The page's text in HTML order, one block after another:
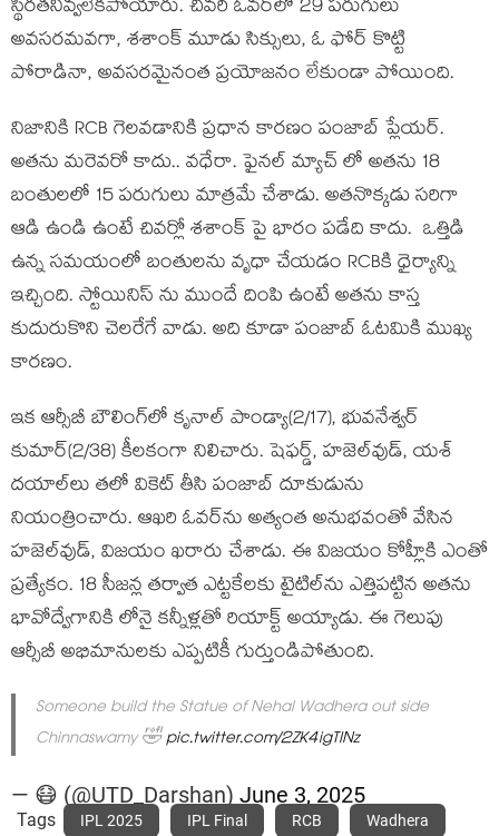
స్థిరతనివ్వలేకపోయారు. చివరి ఓవర్‌లో 29 పరుగులు
అవసరమవగా, శశాంక్ మూడు సిక్సులు, ఓ ఫోర్ కొట్టి
పోరాడినా, అవసరమైనంత ప్రయోజనం లేకుండా పోయింది.
నిజానికి RCB గెలవడానికి ప్రధాన కారణం పంజాబ్ ప్లేయర్.
అతను మరెవరో కాదు.. వధేరా. ఫైనల్ మ్యాచ్ లో అతను 18
బంతులలో 15 పరుగులు మాత్రమే చేశాడు. అతనొక్కడు సరిగా
ఆడి ఉండి ఉంటే చివర్లో శశాంక్ పై భారం పడేది కాదు. ఒత్తిడి
ఉన్న సమయంలో బంతులను వృధా చేయడం RCBకి ధైర్యాన్ని
ఇచ్చింది. స్టోయినిస్ ను ముందే దింపి ఉంటే అతను కాస్త
కుదురుకొని చెలరేగే వాడు. అది కూడా పంజాబ్ ఓటమికి ముఖ్య
కారణం.
ఇక ఆర్సీబీ బౌలింగ్‌లో కృనాల్ పాండ్యా(2/17), భువనేశ్వర్
కుమార్(2/38) కీలకంగా నిలిచారు. షెఫర్డ్, హజెల్‌వుడ్, యశ్
దయాల్‌లు తలో వికెట్ తీసి పంజాబ్ దూకుడును
నియంత్రించారు. ఆఖరి ఓవర్‌ను అత్యంత అనుభవంతో వేసిన
హజెల్‌వుడ్, విజయం ఖరారు చేశాడు. ఈ విజయం కోహ్లీకి ఎంతో
ప్రత్యేకం. 18 సీజన్ల తర్వాత ఎట్టకేలకు టైటిల్‌ను ఎత్తిపట్టిన అతను
భావోద్వేగానికి లోనై కన్నీళ్లతో రియాక్ట్ అయ్యాడు. ఈ గెలుపు
ఆర్సీబీ అభిమానులకు ఎప్పటికీ గుర్తుండిపోతుంది.
Someone build the Statue of Nehal Wadhera out side
Chinnaswamy 🤣pic.twitter.com/2ZK4igTINz
— 😷 (@UTD_Darshan) June 3, 2025
Tags IPL 2025 IPL Final RCB Wadhera